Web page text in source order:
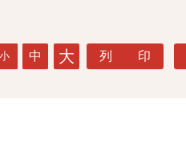
小 中 大 列 印